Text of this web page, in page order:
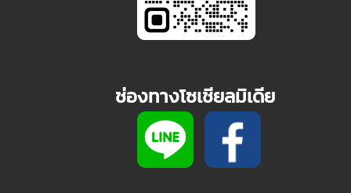
ช่องทางโซเชียลมิเดีย